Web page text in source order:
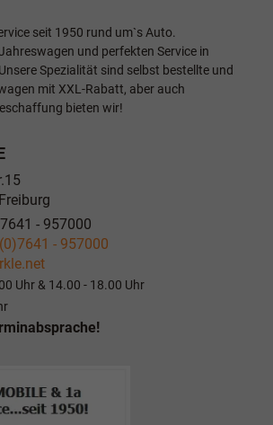
seit 1950 rund um`s Auto.
und perfekten Service in
Spezialität sind selbst bestellte und
mit XXL-Rabatt, aber auch
bieten wir!
- 957000
- 957000
Uhr & 14.00 - 18.00 Uhr